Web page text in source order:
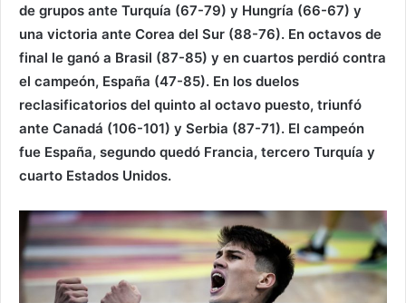
de grupos ante Turquía (67-79) y Hungría (66-67) y
una victoria ante Corea del Sur (88-76). En octavos de
final le ganó a Brasil (87-85) y en cuartos perdió contra
el campeón, España (47-85). En los duelos
reclasificatorios del quinto al octavo puesto, triunfó
ante Canadá (106-101) y Serbia (87-71). El campeón
fue España, segundo quedó Francia, tercero Turquía y
cuarto Estados Unidos.